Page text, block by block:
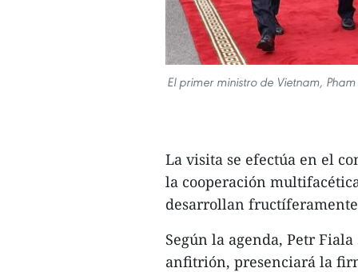
El primer ministro de Vietnam,
La visita se efectúa en el
la cooperación
desarrollan fructíferamente
Según la agenda, Petr
anfitrión, presenciará la